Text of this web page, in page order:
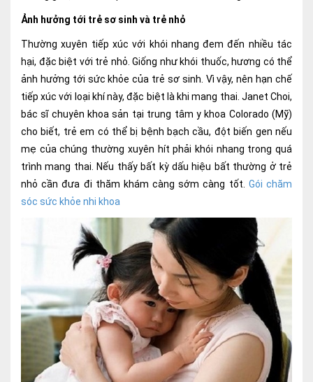
Ảnh hưởng tới trẻ sơ sinh và trẻ nhỏ
Thường xuyên tiếp xúc với khói nhang đem đến nhiều tác
hại, đặc biệt với trẻ nhỏ. Giống như khói thuốc, hương có thể
ảnh hưởng tới sức khỏe của trẻ sơ sinh. Vì vậy, nên hạn chế
tiếp xúc với loại khí này, đặc biệt là khi mang thai. Janet Choi,
bác sĩ chuyên khoa sản tại trung tâm y khoa Colorado (Mỹ)
cho biết, trẻ em có thể bị bệnh bạch cầu, đột biến gen nếu
mẹ của chúng thường xuyên hít phải khói nhang trong quá
trình mang thai. Nếu thấy bất kỳ dấu hiệu bất thường ở trẻ
nhỏ cần đưa đi thăm khám càng sớm càng tốt. Gói chăm
sóc sức khỏe nhi khoa